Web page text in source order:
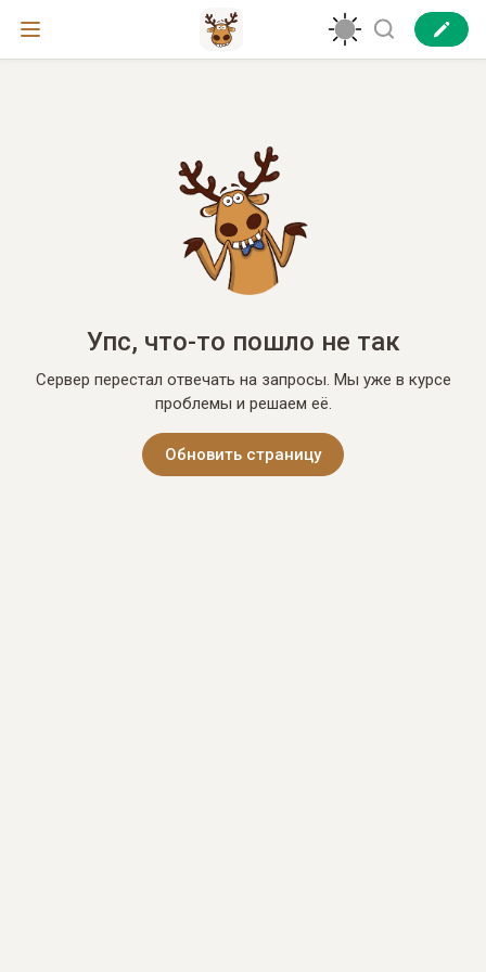
Упс, что-то пошло не так
Сервер перестал отвечать на запросы. Мы уже в курсе
проблемы и решаем её.
Обновить страницу